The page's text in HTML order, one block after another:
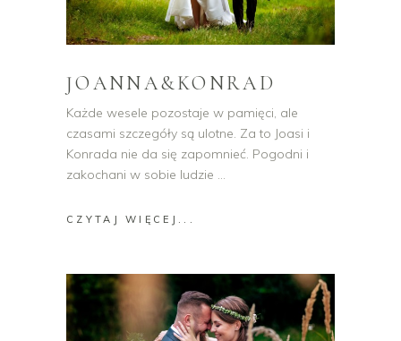
JOANNA&KONRAD
Każde wesele pozostaje w pamięci, ale
czasami szczegóły są ulotne. Za to Joasi i
Konrada nie da się zapomnieć. Pogodni i
zakochani w sobie ludzie
CZYTAJ WIĘCEJ...